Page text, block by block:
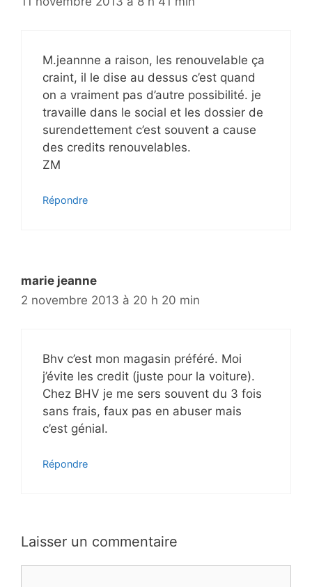
M.jeannne a raison, les renouvelable ça
craint, il le dise au dessus c’est quand
on a vraiment pas d’autre possibilité. je
travaille dans le social et les dossier de
surendettement c’est souvent a cause
des credits renouvelables.
ZM
Répondre
marie jeanne
2 novembre 2013 à 20 h 20 min
Bhv c’est mon magasin préféré. Moi
j’évite les credit (juste pour la voiture).
Chez BHV je me sers souvent du 3 fois
sans frais, faux pas en abuser mais
c’est génial.
Répondre
Laisser un commentaire